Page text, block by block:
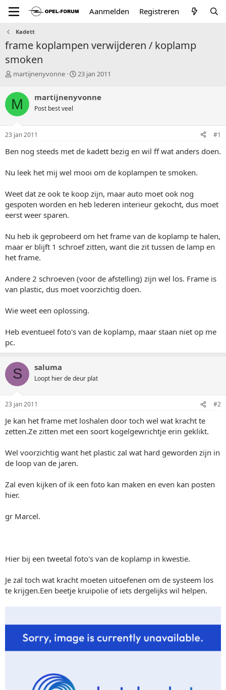
Aanmelden Registreren
Kadett
frame koplampen verwijderen / koplamp
smoken
T
p
i
c
s
a
t
r
martijnenyvonne
S
r
a
m
23 jan 2011
M martijnenyvonne
Post best veel
23 jan 2011 #1
Ben nog steeds met de kadett bezig en wil ff wat anders doen.
Nu leek het mij wel mooi om de koplampen te smoken.
Weet dat ze ook te koop zijn, maar auto moet ook nog
gespoten worden en heb lederen interieur gekocht, dus moet
eerst weer sparen.
Nu heb ik geprobeerd om het frame van de koplamp te halen,
maar er blijft 1 schroef zitten, want die zit tussen de lamp en
het frame.
Andere 2 schroeven (voor de afstelling) zijn wel los. Frame is
van plastic, dus moet voorzichtig doen.
Wie weet een oplossing.
Heb eventueel foto's van de koplamp, maar staan niet op me
pc.
S saluma
Loopt hier de deur plat
23 jan 2011 #2
Je kan het frame met loshalen door toch wel wat kracht te
zetten.Ze zitten met een soort kogelgewrichtje erin geklikt.
Wel voorzichtig want het plastic zal wat hard geworden zijn in
de loop van de jaren.
Zal even kijken of ik een foto kan maken en even kan posten
hier.
gr Marcel.
Hier bij een tweetal foto's van de koplamp in kwestie.
Je zal toch wat kracht moeten uitoefenen om de systeem los
te krijgen.Een beetje kruipolie of iets dergelijks wil helpen.